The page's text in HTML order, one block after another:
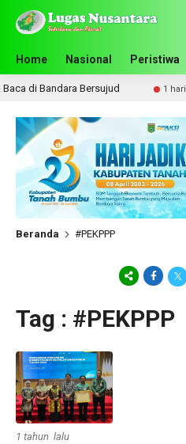
Home Nasional Peristiwa
di Bandara Bersujud 1 hari lalu
Beranda #PEKPPP
Tag : #PEKPPP
1 tahun lalu